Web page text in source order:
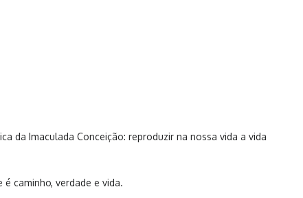
da Imaculada Conceição: reproduzir na nossa vida a vida
caminho, verdade e vida.